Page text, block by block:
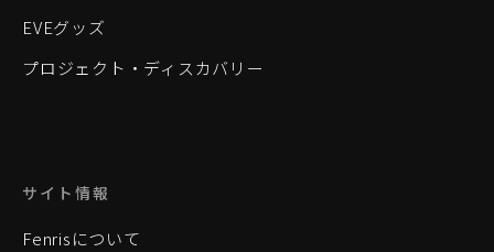
EVEグッズ
プロジェクト・ディスカバリー
サイト情報
Fenrisについて